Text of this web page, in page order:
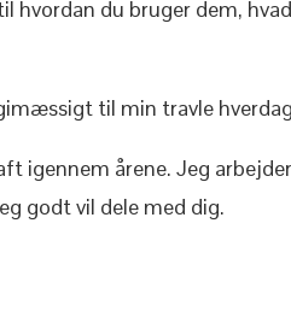
du bruger dem,
til min travle
igennem årene. Jeg
godt vil dele med dig.